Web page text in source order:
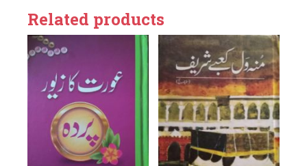
Related products